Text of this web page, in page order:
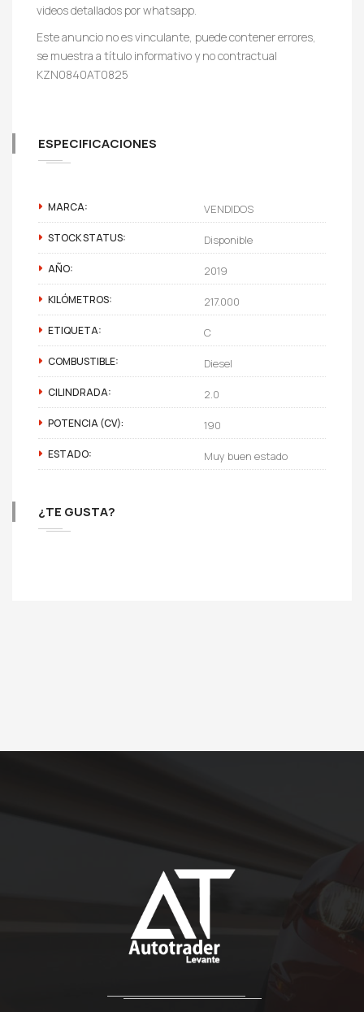
videos detallados por whatsapp.
Este anuncio no es vinculante, puede contener errores,
se muestra a título informativo y no contractual
KZN0840AT0825
ESPECIFICACIONES
MARCA: VENDIDOS
STOCK STATUS: Disponible
AÑO: 2019
KILÓMETROS: 217.000
ETIQUETA: C
COMBUSTIBLE: Diesel
CILINDRADA: 2.0
POTENCIA (CV): 190
ESTADO: Muy buen estado
¿TE GUSTA?